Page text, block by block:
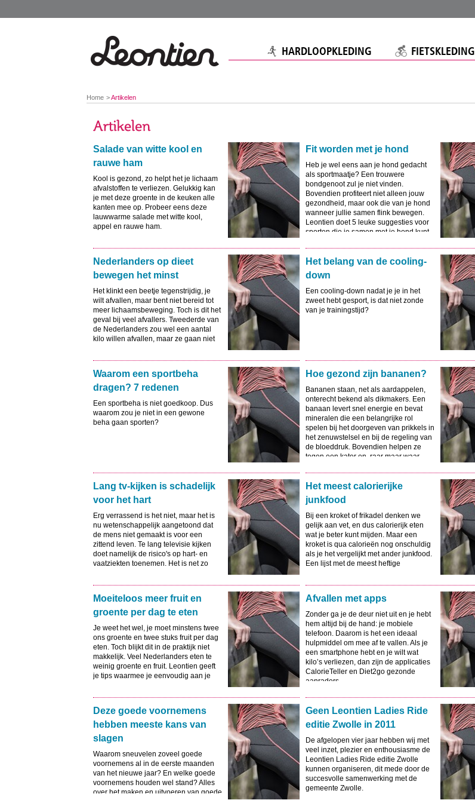
You
are
Home Artikelen
Salade van witte kool en
rauwe ham
Kool is gezond, zo helpt het je lichaam
afvalstoffen te verliezen. Gelukkig kan
je met deze groente in de keuken alle
kanten mee op. Probeer eens deze
lauwwarme salade met witte kool,
appel en rauwe ham.
Fit worden met je hond
Heb je wel eens aan je hond gedacht
als sportmaatje? Een trouwere
bondgenoot zul je niet vinden.
Bovendien profiteert niet alleen jouw
gezondheid, maar ook die van je hond
wanneer jullie samen flink bewegen.
Leontien doet 5 leuke suggesties voor
sporten die je samen met je hond kunt
Nederlanders op dieet
bewegen het minst
Het klinkt een beetje tegenstrijdig, je
wilt afvallen, maar bent niet bereid tot
meer lichaamsbeweging. Toch is dit het
geval bij veel afvallers. Tweederde van
de Nederlanders zou wel een aantal
kilo willen afvallen, maar ze gaan niet
Het belang van de cooling-
down
Een cooling-down nadat je je in het
zweet hebt gesport, is dat niet zonde
van je trainingstijd?
Waarom een sportbeha
dragen? 7 redenen
Een sportbeha is niet goedkoop. Dus
waarom zou je niet in een gewone
beha gaan sporten?
Hoe gezond zijn bananen?
Bananen staan, net als aardappelen,
onterecht bekend als dikmakers. Een
banaan levert snel energie en bevat
mineralen die een belangrijke rol
spelen bij het doorgeven van prikkels in
het zenuwstelsel en bij de regeling van
de bloeddruk. Bovendien helpen ze
tegen een kater en, raar maar waar,
Lang tv-kijken is schadelijk
voor het hart
Erg verrassend is het niet, maar het is
nu wetenschappelijk aangetoond dat
de mens niet gemaakt is voor een
zittend leven. Te lang televisie kijken
doet namelijk de risico's op hart- en
vaatziekten toenemen. Het is net zo
Het meest calorierijke
junkfood
Bij een kroket of frikadel denken we
gelijk aan vet, en dus calorierijk eten
wat je beter kunt mijden. Maar een
kroket is qua calorieën nog onschuldig
als je het vergelijkt met ander junkfood.
Een lijst met de meest heftige
Moeiteloos meer fruit en
groente per dag te eten
Je weet het wel, je moet minstens twee
ons groente en twee stuks fruit per dag
eten. Toch blijkt dit in de praktijk niet
makkelijk. Veel Nederlanders eten te
weinig groente en fruit. Leontien geeft
je tips waarmee je eenvoudig aan je
Afvallen met apps
Zonder ga je de deur niet uit en je hebt
hem altijd bij de hand: je mobiele
telefoon. Daarom is het een ideaal
hulpmiddel om mee af te vallen. Als je
een smartphone hebt en je wilt wat
kilo’s verliezen, dan zijn de applicaties
CalorieTeller en Diet2go gezonde
aanraders.
Deze goede voornemens
hebben meeste kans van
slagen
Waarom sneuvelen zoveel goede
voornemens al in de eerste maanden
van het nieuwe jaar? En welke goede
voornemens houden wel stand? Alles
over het maken en uitvoeren van goede
Geen Leontien Ladies Ride
editie Zwolle in 2011
De afgelopen vier jaar hebben wij met
veel inzet, plezier en enthousiasme de
Leontien Ladies Ride editie Zwolle
kunnen organiseren, dit mede door de
succesvolle samenwerking met de
gemeente Zwolle.
HARDLOOPKLEDING FIETSKLEDING